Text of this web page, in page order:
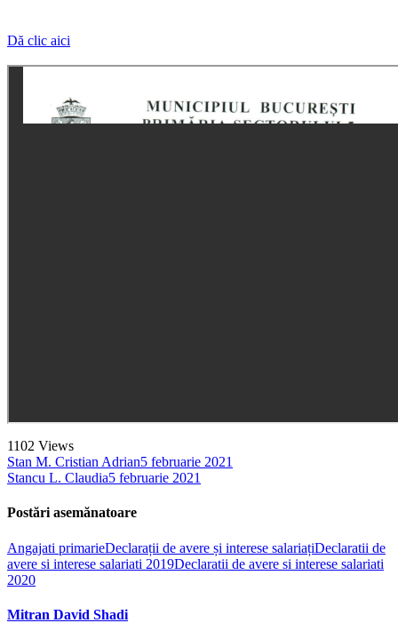
Dă clic aici
1102 Views
Stan M. Cristian Adrian5 februarie 2021
Stancu L. Claudia5 februarie 2021
Postări asemănatoare
Angajati primarieDeclarații de avere și interese salariațiDeclaratii de
avere si interese salariati 2019Declaratii de avere si interese salariati
2020
Mitran David Shadi